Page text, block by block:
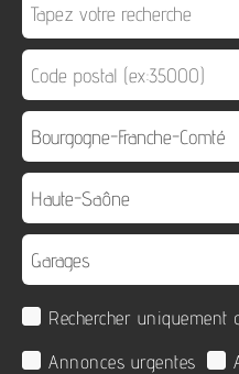
Rechercher uniquement
Annonces urgentes